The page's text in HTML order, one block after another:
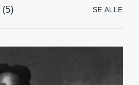
(5) SE ALLE